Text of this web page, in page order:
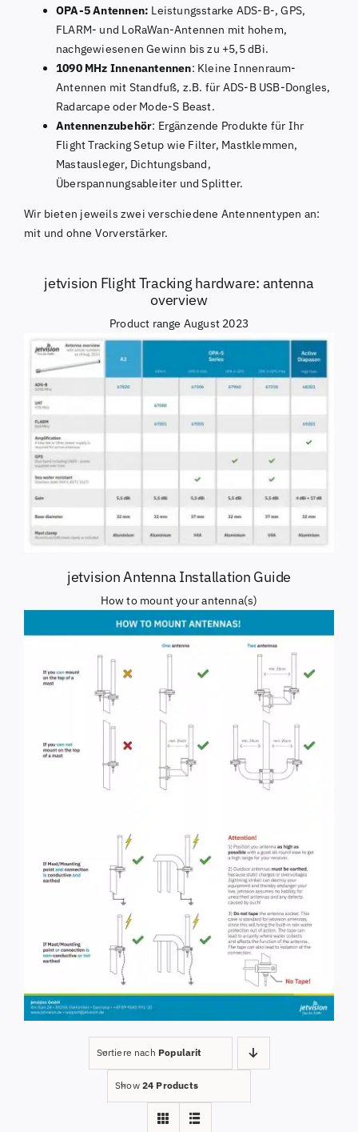
OPA-5 Antennen: Leistungsstarke ADS-B-, GPS,
FLARM- und LoRaWan-Antennen mit hohem,
nachgewiesenen Gewinn bis zu +5,5 dBi.
1090 MHz Innenantennen: Kleine Innenraum-
Antennen mit Standfuß, z.B. für ADS-B USB-Dongles,
Radarcape oder Mode-S Beast.
Antennenzubehör: Ergänzende Produkte für Ihr
Flight Tracking Setup wie Filter, Mastklemmen,
Mastausleger, Dichtungsband,
Überspannungsableiter und Splitter.
Wir bieten jeweils zwei verschiedene Antennentypen an:
mit und ohne Vorverstärker.
jetvision Flight Tracking hardware: antenna
overview
Product range August 2023
jetvision Antenna Installation Guide
How to mount your antenna(s)
Sortiere nach Popularity
Show 24 Products